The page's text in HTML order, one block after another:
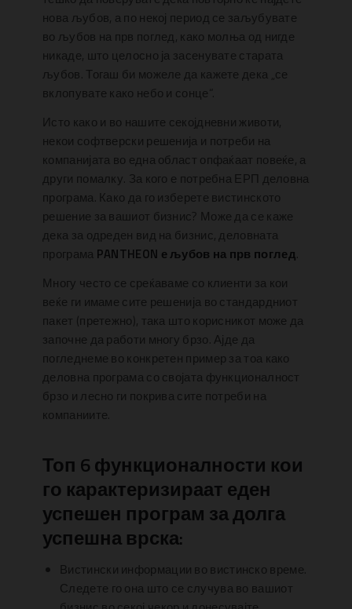
нова љубов, а по некој период се заљубувате
во љубов на прв поглед, како молња од нигде
никаде, што целосно ја засенувате старата
љубов. Тогаш би можеле да кажете дека „се
вклопувате како небо и сонце“.
Исто како и во нашите секојдневни животи,
некои софтверски решенија и потреби на
компанијата во една област опфаќаат повеќе, а
други помалку. За кого е потребна ЕРП деловна
програма. Како да го изберете вистинското
решение за вашиот бизнис? Може да се каже
дека за одреден вид на бизнис, деловната
програма PANTHEON е љубов на прв поглед.
Многу често се среќаваме со клиенти за кои
веќе ги имаме сите решенија во стандардниот
пакет (претежно), така што корисникот може да
започне да работи многу брзо. Ајде да
погледнеме во конкретен пример за тоа како
деловна програма со својата функционалност
брзо и лесно ги покрива сите потреби на
компаниите.
Топ 6 функционалности кои
го карактеризираат еден
успешен програм за долга
успешна врска:
Вистински информации во вистинско време.
Следете го она што се случува во вашиот